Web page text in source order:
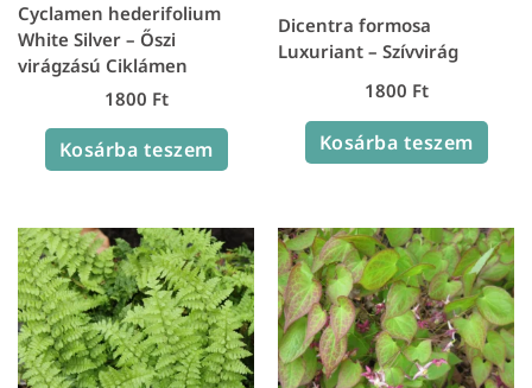
Cyclamen hederifolium
White Silver – Őszi
virágzású Ciklámen
1800 Ft
Kosárba teszem
Dicentra formosa
Luxuriant – Szívvirág
1800 Ft
Kosárba teszem